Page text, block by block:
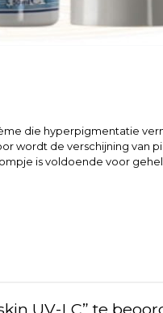
die hyperpigmentatie
wordt de verschijning
is voldoende voor
UV-LC” te